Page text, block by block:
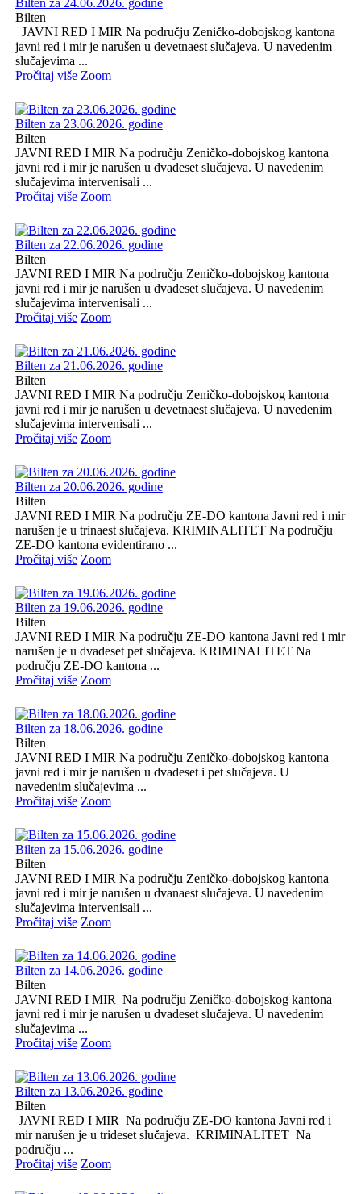
Bilten
JAVNI RED I MIR Na području Zeničko-dobojskog kantona
javni red i mir je narušen u devetnaest slučajeva. U navedenim
slučajevima ...
Pročitaj više Zoom
Bilten za 23.06.2026. godine
Bilten
JAVNI RED I MIR Na području Zeničko-dobojskog kantona
javni red i mir je narušen u dvadeset slučajeva. U navedenim
slučajevima intervenisali ...
Pročitaj više Zoom
Bilten za 22.06.2026. godine
Bilten
JAVNI RED I MIR Na području Zeničko-dobojskog kantona
javni red i mir je narušen u dvadeset slučajeva. U navedenim
slučajevima intervenisali ...
Pročitaj više Zoom
Bilten za 21.06.2026. godine
Bilten
JAVNI RED I MIR Na području Zeničko-dobojskog kantona
javni red i mir je narušen u devetnaest slučajeva. U navedenim
slučajevima intervenisali ...
Pročitaj više Zoom
Bilten za 20.06.2026. godine
Bilten
JAVNI RED I MIR Na području ZE-DO kantona Javni red i mir
narušen je u trinaest slučajeva. KRIMINALITET Na području
ZE-DO kantona evidentirano ...
Pročitaj više Zoom
Bilten za 19.06.2026. godine
Bilten
JAVNI RED I MIR Na području ZE-DO kantona Javni red i mir
narušen je u dvadeset pet slučajeva. KRIMINALITET Na
području ZE-DO kantona ...
Pročitaj više Zoom
Bilten za 18.06.2026. godine
Bilten
JAVNI RED I MIR Na području Zeničko-dobojskog kantona
javni red i mir je narušen u dvadeset i pet slučajeva. U
navedenim slučajevima ...
Pročitaj više Zoom
Bilten za 15.06.2026. godine
Bilten
JAVNI RED I MIR Na području Zeničko-dobojskog kantona
javni red i mir je narušen u dvanaest slučajeva. U navedenim
slučajevima intervenisali ...
Pročitaj više Zoom
Bilten za 14.06.2026. godine
Bilten
JAVNI RED I MIR Na području Zeničko-dobojskog kantona
javni red i mir je narušen u dvadeset slučajeva. U navedenim
slučajevima ...
Pročitaj više Zoom
Bilten za 13.06.2026. godine
Bilten
JAVNI RED I MIR Na području ZE-DO kantona Javni red i
mir narušen je u trideset slučajeva. KRIMINALITET Na
području ...
Pročitaj više Zoom